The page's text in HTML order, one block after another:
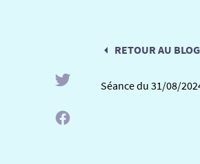
RETOUR AU BLOG
Séance du 31/08/